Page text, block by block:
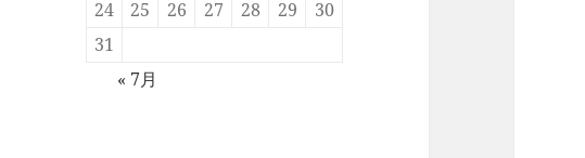
24
25 26 27 28 29
30
31
« 7月